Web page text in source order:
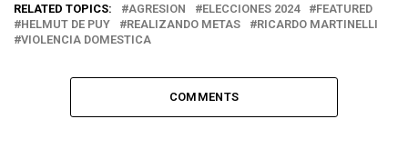
RELATED TOPICS: AGRESION ELECCIONES 2024
FEATURED
HELMUT DE PUY
REALIZANDO METAS
RICARDO MARTINELLI
VIOLENCIA DOMESTICA
COMMENTS